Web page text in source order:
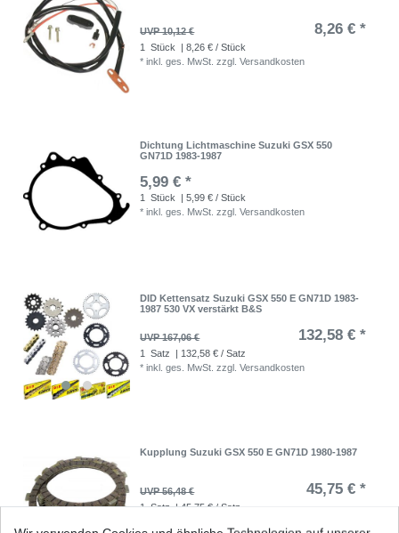
UVP 10,12 € 8,26 € *
1 Stück
| 8,26 € / Stück
*inkl. ges. MwSt. zzgl.Versandkosten
Dichtung Lichtmaschine Suzuki GSX 550
GN71D 1983-1987
5,99 € *
1 Stück
| 5,99 € / Stück
*inkl. ges. MwSt. zzgl.Versandkosten
DID Kettensatz Suzuki GSX 550 E GN71D 1983-
1987 530 VX verstärkt B&S
UVP 167,06 € 132,58 € *
1 Satz
| 132,58 € / Satz
*inkl. ges. MwSt. zzgl.Versandkosten
Kupplung Suzuki GSX 550 E GN71D 1980-1987
UVP 56,48 € 45,75 € *
1 Satz | 45,75 € / Satz